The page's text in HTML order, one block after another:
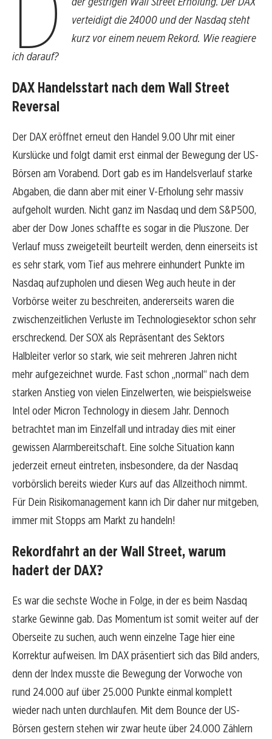
verteidigt die 24000 und der Nasdaq steht
kurz vor einem neuem Rekord. Wie reagiere
ich darauf?
DAX Handelsstart nach dem Wall Street
Reversal
Der DAX eröffnet erneut den Handel 9.00 Uhr mit einer
Kurslücke und folgt damit erst einmal der Bewegung der US-
Börsen am Vorabend. Dort gab es im Handelsverlauf starke
Abgaben, die dann aber mit einer V-Erholung sehr massiv
aufgeholt wurden. Nicht ganz im Nasdaq und dem S&P500,
aber der Dow Jones schaffte es sogar in die Pluszone. Der
Verlauf muss zweigeteilt beurteilt werden, denn einerseits ist
es sehr stark, vom Tief aus mehrere einhundert Punkte im
Nasdaq aufzupholen und diesen Weg auch heute in der
Vorbörse weiter zu beschreiten, andererseits waren die
zwischenzeitlichen Verluste im Technologiesektor schon sehr
erschreckend. Der SOX als Repräsentant des Sektors
Halbleiter verlor so stark, wie seit mehreren Jahren nicht
mehr aufgezeichnet wurde. Fast schon „normal“ nach dem
starken Anstieg von vielen Einzelwerten, wie beispielsweise
Intel oder Micron Technology in diesem Jahr. Dennoch
betrachtet man im Einzelfall und intraday dies mit einer
gewissen Alarmbereitschaft. Eine solche Situation kann
jederzeit erneut eintreten, insbesondere, da der Nasdaq
vorbörslich bereits wieder Kurs auf das Allzeithoch nimmt.
Für Dein Risikomanagement kann ich Dir daher nur mitgeben,
immer mit Stopps am Markt zu handeln!
Rekordfahrt an der Wall Street, warum
hadert der DAX?
Es war die sechste Woche in Folge, in der es beim Nasdaq
starke Gewinne gab. Das Momentum ist somit weiter auf der
Oberseite zu suchen, auch wenn einzelne Tage hier eine
Korrektur aufweisen. Im DAX präsentiert sich das Bild anders,
denn der Index musste die Bewegung der Vorwoche von
rund 24.000 auf über 25.000 Punkte einmal komplett
wieder nach unten durchlaufen. Mit dem Bounce der US-
Börsen gestern stehen wir zwar heute über 24.000 Zählern